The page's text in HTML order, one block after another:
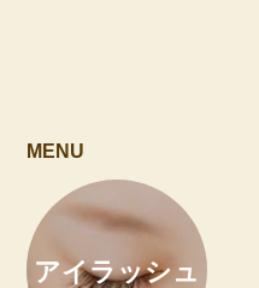
MENU
アイラッシュ